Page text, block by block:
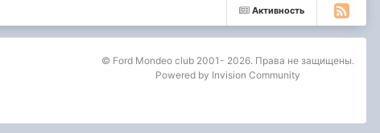
Активность
© Ford Mondeo club 2001- 2026. Права не защищены.
Powered by Invision Community